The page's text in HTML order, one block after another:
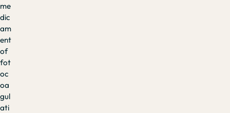
me
dic
am
ent
of
fot
oc
oa
gul
ati